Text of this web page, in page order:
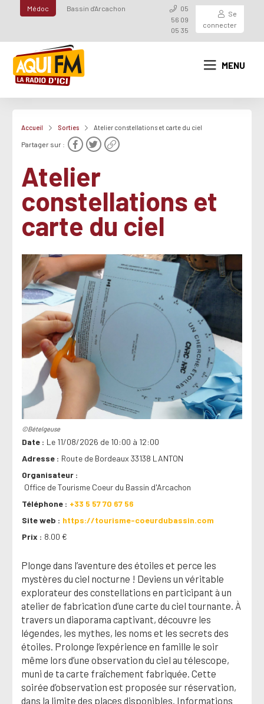
Médoc Bassin d'Arcachon
05
56 09
05 35
Se
connecter
MENU
Accueil Sorties Atelier constellations et carte du ciel
Partager sur :
Atelier
constellations et
carte du ciel
©Bételgeuse
Date
Le 11/08/2026 de 10:00 à 12:00
Adresse
Route de Bordeaux 33138 LANTON
Organisateur
Office de Tourisme Coeur du Bassin d'Arcachon
Téléphone
+33 5 57 70 67 56
Site web
https://tourisme-coeurdubassin.com
Prix
8.00 €
Plonge dans l’aventure des étoiles et perce les
mystères du ciel nocturne ! Deviens un véritable
explorateur des constellations en participant à un
atelier de fabrication d’une carte du ciel tournante. À
travers un diaporama captivant, découvre les
légendes, les mythes, les noms et les secrets des
étoiles. Prolonge l’expérience en famille le soir
même lors d’une observation du ciel au télescope,
muni de ta carte fraîchement fabriquée. Cette
soirée d’observation est proposée sur réservation,
dans la limite des places disponibles. Informations